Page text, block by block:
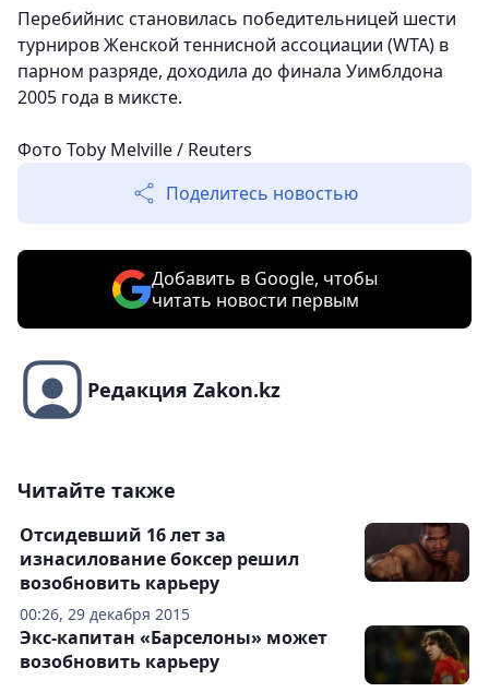
Перебийнис становилась победительницей шести
турниров Женской теннисной ассоциации (WTA) в
парном разряде, доходила до финала Уимблдона
2005 года в миксте.
Фото Toby Melville / Reuters
Поделитесь новостью
Добавить в Google, чтобы
читать новости первым
Редакция Zakon.kz
Читайте также
00:26, 29 декабря 2015
Отсидевший 16 лет за
изнасилование боксер решил
возобновить карьеру
Экс-капитан «Барселоны» может
возобновить карьеру